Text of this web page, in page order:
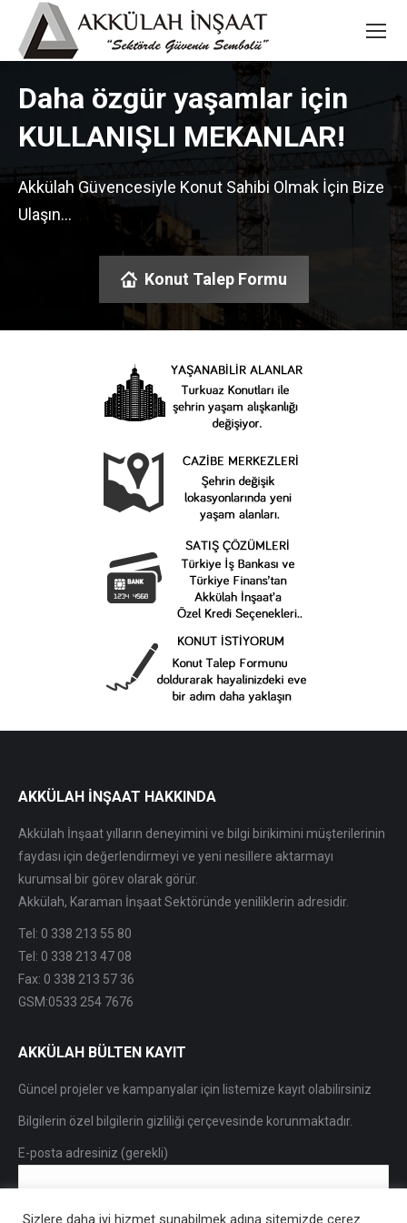
Daha özgür yaşamlar için
KULLANIŞLI MEKANLAR!
Akkülah Güvencesiyle Konut Sahibi Olmak İçin Bize
Ulaşın…
Konut Talep Formu
AKKÜLAH İNŞAAT HAKKINDA
Akkülah İnşaat yılların deneyimini ve bilgi birikimini müşterilerinin
faydası için değerlendirmeyi ve yeni nesillere aktarmayı
kurumsal bir görev olarak görür.
Akkülah, Karaman İnşaat Sektöründe yeniliklerin adresidir.
Tel: 0 338 213 55 80
Tel: 0 338 213 47 08
Fax: 0 338 213 57 36
GSM:0533 254 7676
AKKÜLAH BÜLTEN KAYIT
Güncel projeler ve kampanyalar için listemize kayıt olabilirsiniz
Bilgilerin özel bilgilerin gizliliği çerçevesinde korunmaktadır.
E-posta adresiniz (gerekli)
Sizlere daha iyi hizmet sunabilmek adına sitemizde çerez